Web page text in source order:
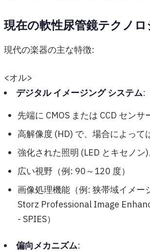
現在の軟性尿管鏡テクノロ
現代の楽器の主な特徴:
<オル>
デジタル イメージング システム:
先端に CMOS または CCD センサ
高解像度 (HD) で、場合によって
強化された照明 (LED とキセノン)
広い視野（例: 90～120 度）
画像処理機能（例: 狭帯域イメー
Storz Professional Image
- SPIES）
偏向メカニズム: